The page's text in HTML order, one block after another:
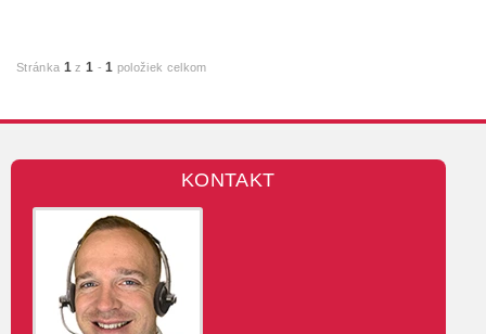
Stránka 1 z 1 -1 položiek celkom
KONTAKT